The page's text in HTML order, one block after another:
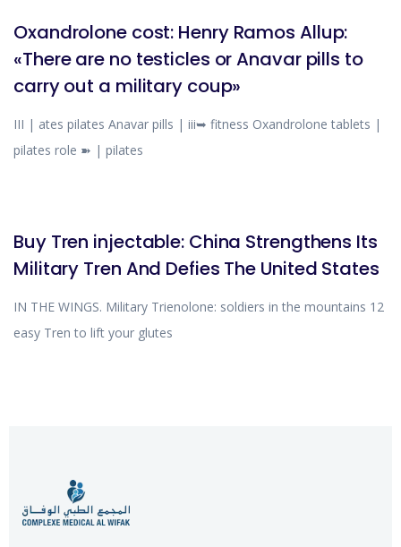
Oxandrolone cost: Henry Ramos Allup:
«There are no testicles or Anavar pills to
carry out a military coup»
III | ates pilates Anavar pills | iii➥ fitness Oxandrolone tablets |
pilates role ➽ | pilates
Buy Tren injectable: China Strengthens Its
Military Tren And Defies The United States
IN THE WINGS. Military Trienolone: soldiers in the mountains 12
easy Tren to lift your glutes